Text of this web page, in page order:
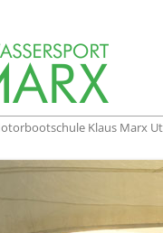
Klaus Marx